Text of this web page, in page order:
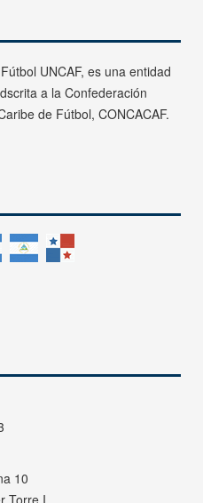
UNCAF, es una entidad
a la Confederación
de Fútbol, CONCACAF.
10
Torre I,